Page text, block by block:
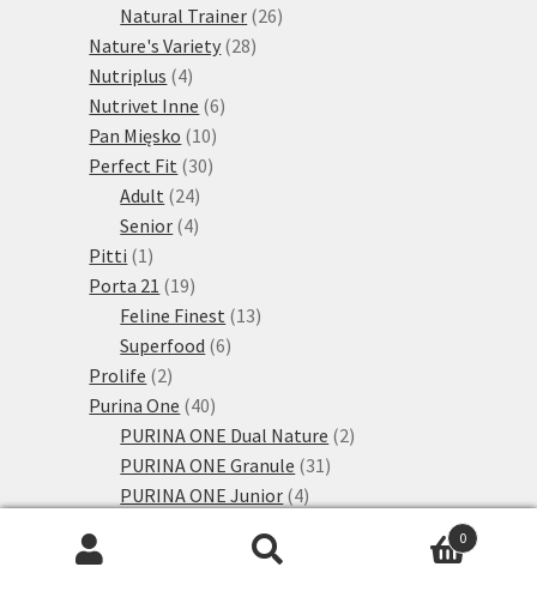
produktů
Natural Trainer 2626
Nature's Variety 2828
Nutriplus 44
produkty
Nutrivet Inne 66
Pan Mięsko 1010
produktů
Perfect Fit 3030
Adult 2424
produktů
Senior 44
Pitti 1 1
produkt
Porta 21 1919
produktů
Feline Finest 1313
Superfood 66
Prolife 22
produkty
Purina One 4040
produktů
PURINA ONE Dual Nature 22
PURINA ONE Granule 31 31
PURINA ONE Junior 44
Purina Pro Plan
24
0